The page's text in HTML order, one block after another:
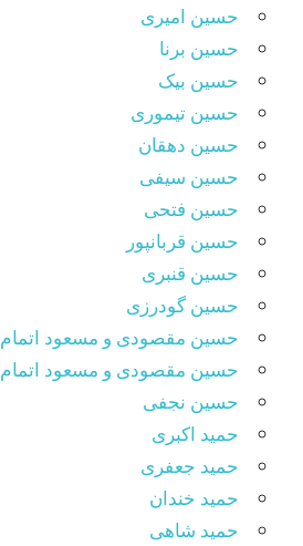
حسین امیری
حسین برنا
حسین بیک
حسین تیموری
حسین دهقان
حسین سیفی
حسین فتحی
حسین قربانپور
حسین قنبری
حسین گودرزی
حسین مقصودى و مسعود اتمام
حسین مقصودی و مسعود اتمام
حسین نجفی
حمید اکبری
حمید جعفری
حمید خندان
حمید شاهی